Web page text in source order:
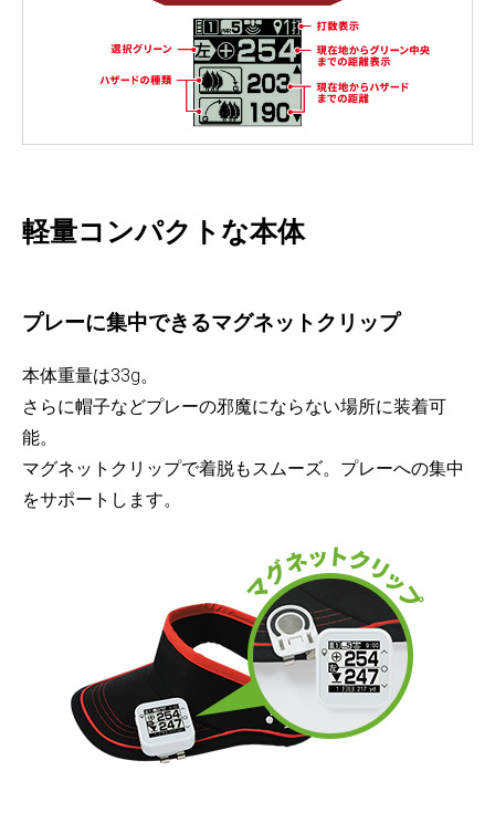
軽量コンパクトな本体
プレーに集中できるマグネットクリップ
本体重量は33g。
さらに帽子などプレーの邪魔にならない場所に装着可
能。
マグネットクリップで着脱もスムーズ。プレーへの集中
をサポートします。